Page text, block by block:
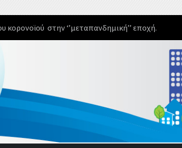
στην ‘’μεταπανδημική’’ εποχή.